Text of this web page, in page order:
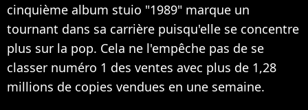
cinquième album stuio "1989" marque un
tournant dans sa carrière puisqu'elle se concentre
plus sur la pop. Cela ne l'empêche pas de se
classer numéro 1 des ventes avec plus de 1,28
millions de copies vendues en une semaine.